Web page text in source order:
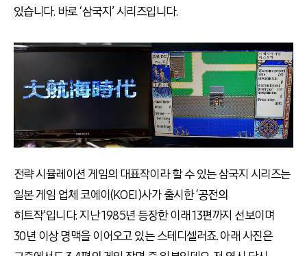
있습니다. 바로 ‘삼국지’ 시리즈입니다.
전략 시뮬레이션 게임의 대표작이라 할 수 있는 삼국지 시리즈는
일본 게임 업체 코에이(KOEI)사가 출시한 ‘공전의
히트작’입니다. 지난 1985년 등장한 이래 13편까지 선보이며
30년 이상 명맥을 이어오고 있는 스테디셀러죠. 아래 사진은